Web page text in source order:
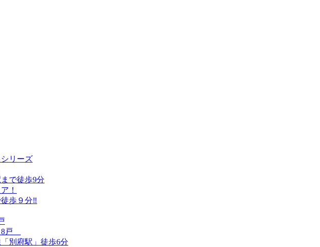
リーズ
で徒歩9分
！
歩９分‼
8戸
別府駅」徒歩6分